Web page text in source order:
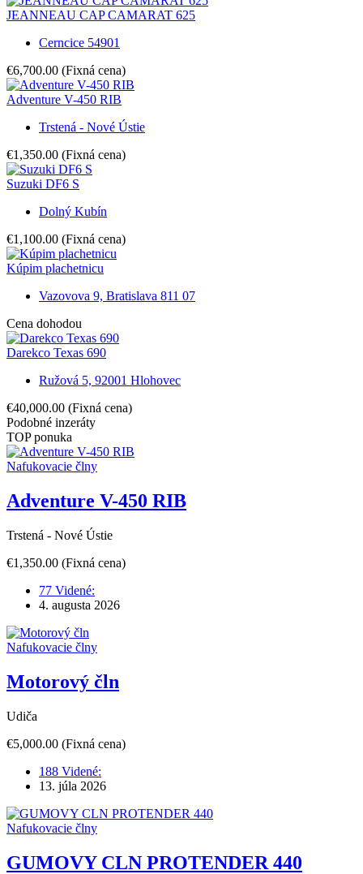
JEANNEAU CAP CAMARAT 625
Cerncice 54901
€6,700.00 (Fixná cena)
Adventure V-450 RIB
Trstená - Nové Ústie
€1,350.00 (Fixná cena)
Suzuki DF6 S
Dolný Kubín
€1,100.00 (Fixná cena)
Kúpim plachetnicu
Vazovova 9, Bratislava 811 07
Cena dohodou
Darekco Texas 690
Ružová 5, 92001 Hlohovec
€40,000.00 (Fixná cena)
Podobné inzeráty
TOP ponuka
Nafukovacie člny
Adventure V-450 RIB
Trstená - Nové Ústie
€1,350.00 (Fixná cena)
77 Videné:
4. augusta 2026
Nafukovacie člny
Motorový čln
Udiča
€5,000.00 (Fixná cena)
188 Videné:
13. júla 2026
Nafukovacie člny
GUMOVY CLN PROTENDER 440